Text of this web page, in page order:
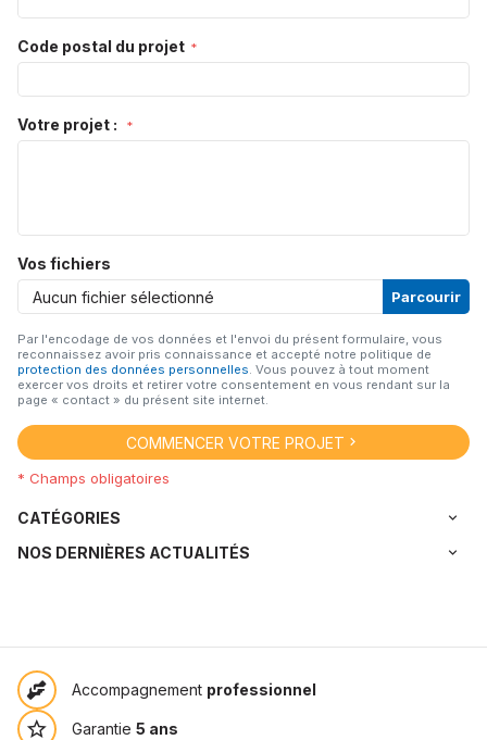
Code postal du projet
Votre projet :
Vos fichiers
Aucun fichier sélectionné
Parcourir
Par l'encodage de vos données et l'envoi du présent formulaire, vous
reconnaissez avoir pris connaissance et accepté notre politique de
protection des données personnelles. Vous pouvez à tout moment
exercer vos droits et retirer votre consentement en vous rendant sur la
page « contact » du présent site internet.
COMMENCER VOTRE PROJET
* Champs obligatoires
CATÉGORIES
NOS DERNIÈRES ACTUALITÉS
Accompagnement professionnel
Garantie 5 ans